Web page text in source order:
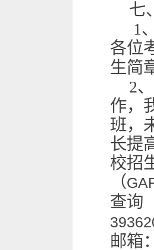
七
1
各位
生简
2
作，
班，
长提
校招
（
查询
邮箱